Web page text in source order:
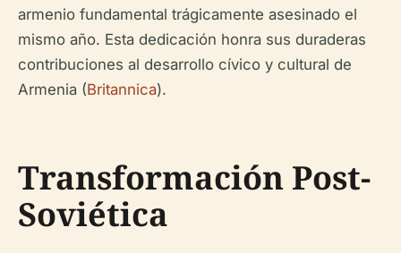
armenio fundamental trágicamente asesinado el
mismo año. Esta dedicación honra sus duraderas
contribuciones al desarrollo cívico y cultural de
Armenia (Britannica).
Transformación Post-
Soviética